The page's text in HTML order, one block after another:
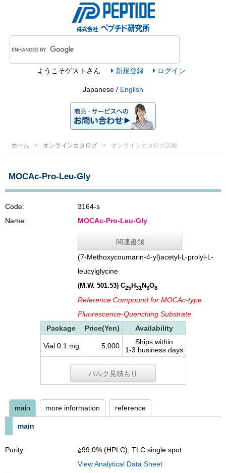
ようこそゲスト さん 新規登録 ログイン
Japanese / English
ホーム オンラインカタログ オンラインカタログ詳細
MOCAc-Pro-Leu-Gly
Code:
3164-s
Name:
MOCAc-Pro-Leu-Gly
関連書類
(7-Methoxycoumarin-4-yl)acetyl- -prolyl- -
leucylglycine
(M.W. 501.53) C25H31N3O8
Reference Compound for MOCAc-type
Fluorescence-Quenching Substrate
Package
Price(Yen) Availability
Vial 0.1 mg 5,000
Ships within
1-3 business days
バルク見積もり
main more information reference
main
Purity:
≧99.0% (HPLC), TLC single spot
View Analytical Data Sheet